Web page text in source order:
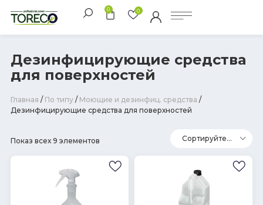
0 0
Дезинфицирующие средства
для поверхностей
Главная / По типу / Моющие и дезинфиц. средства /
Дезинфицирующие средства для поверхностей
Показ всех 9 элементов